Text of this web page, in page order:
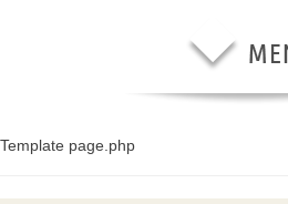
Template page.php